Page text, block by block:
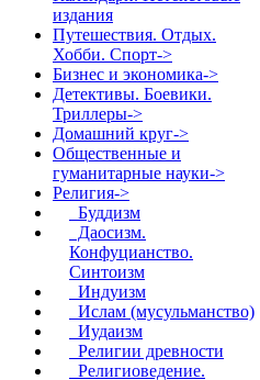
издания
Путешествия. Отдых.
Хобби. Спорт->
Бизнес и экономика->
Детективы. Боевики.
Триллеры->
Домашний круг->
Общественные и
гуманитарные науки->
Религия->
Буддизм
Даосизм.
Конфуцианство.
Синтоизм
Индуизм
Ислам (мусульманство)
Иудаизм
Религии древности
Религиоведение.